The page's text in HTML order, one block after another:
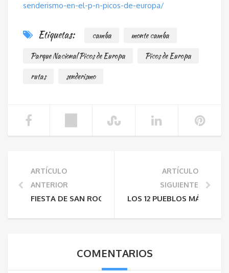
senderismo-en-el-p-n-picos-de-europa/
Etiquetas: camba
monte camba
Parque Nacional Picos de Europa
Picos de Europa
rutas
senderismo
ARTÍCULO
ANTERIOR
FIESTA DE SAN ROQUE – PANES
ARTÍCULO
SIGUIENTE
LOS 12 PUEBLOS MÁS
COMENTARIOS